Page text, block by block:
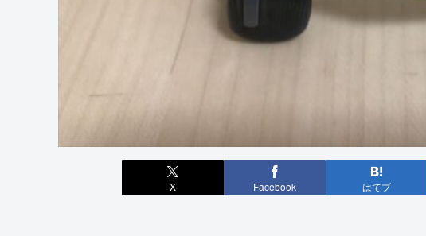
X Facebook はてブ